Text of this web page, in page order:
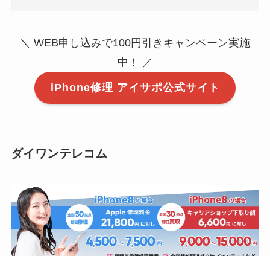
＼ WEB申し込みで100円引きキャンペーン実施
中！ ／
iPhone修理 アイサポ公式サイト
ダイワンテレコム